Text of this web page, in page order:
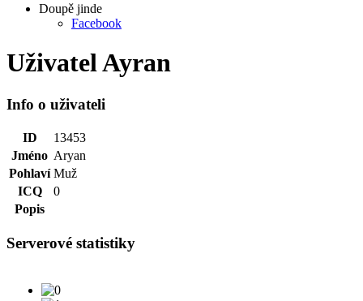
Doupě jinde
Facebook
Uživatel Ayran
Info o uživateli
ID
13453
Jméno Aryan
Pohlaví Muž
ICQ
0
Popis
Serverové statistiky